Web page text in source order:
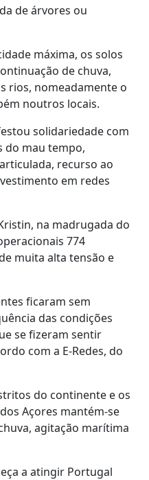
de árvores ou
máxima, os solos
de chuva,
rios, nomeadamente o
noutros locais.
solidariedade com
do mau tempo,
recurso ao
em redes
na madrugada do
774
muita alta tensão e
ficaram sem
das condições
se fizeram sentir
com a E-Redes, do
do continente e os
Açores mantém-se
agitação marítima
a atingir Portugal